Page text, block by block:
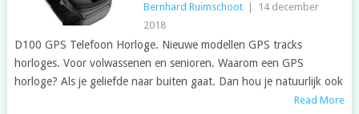
Bernhard Ruimschoot
14 december
2018
D100 GPS Telefoon Horloge. Nieuwe modellen GPS tracks
horloges. Voor volwassenen en senioren. Waarom een GPS
horloge? Als je geliefde naar buiten gaat. Dan hou je natuurlijk ook
Read More